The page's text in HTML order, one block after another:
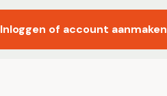
Inloggen of account aanmaken